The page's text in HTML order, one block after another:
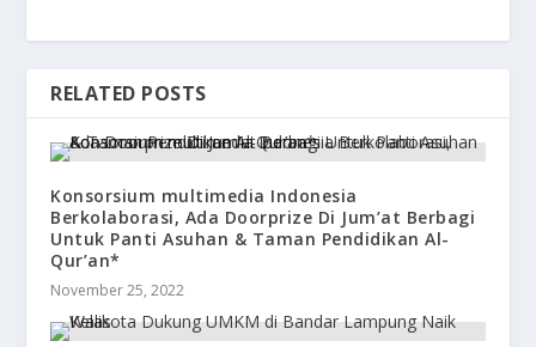
RELATED POSTS
Konsorsium multimedia Indonesia
Berkolaborasi, Ada Doorprize Di Jum’at Berbagi
Untuk Panti Asuhan & Taman Pendidikan Al-
Qur’an*
November 25, 2022